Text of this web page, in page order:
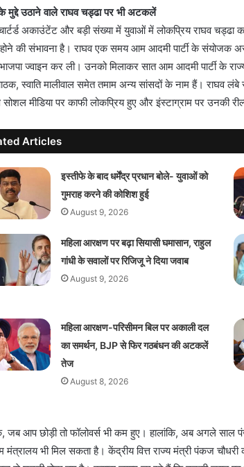
मुद्दे उठाने वाले राघव चड्ढा पर भी अटकलें
अकाउंटेंट और बड़ी संख्या में युवाओं में लोकप्रिय राघव चड्ढा
की संभावना है। राघव एक समय आम आदमी पार्टी के संयोजक
ज्वाइन कर ली। उनको मिलाकर सात आम आदमी पार्टी के
स्वाति मालीवाल समेत तमाम अन्य सांसदों के नाम हैं। राघव
मीडिया पर काफी लोकप्रिय हुए और इंस्टाग्राम पर उनकी
Articles
इस्तीफे के बाद धर्मेंद्र प्रधान बोले- युवाओं को
गुमराह करने की कोशिश हुई
August 9, 2026
महिला आरक्षण पर बढ़ा सियासी घमासान, राहुल
गांधी के सवालों पर रिजिजू ने दिया जवाब
August 9, 2026
महिला आरक्षण-परिसीमन बिल पर अकाली दल
का समर्थन, BJP से फिर गठबंधन की अटकलें
तेज
August 8, 2026
जब आप छोड़ी तो फॉलोवर्स भी कम हुए। हालांकि, अब अगले साल
मंत्रालय भी मिल सकता है। केंद्रीय वित्त राज्य मंत्री पंकज चौधरी